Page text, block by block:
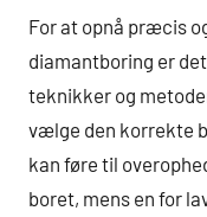
For at opnå præcis
diamantboring er
teknikker og
vælge den korrekte
kan føre til
boret, mens en for